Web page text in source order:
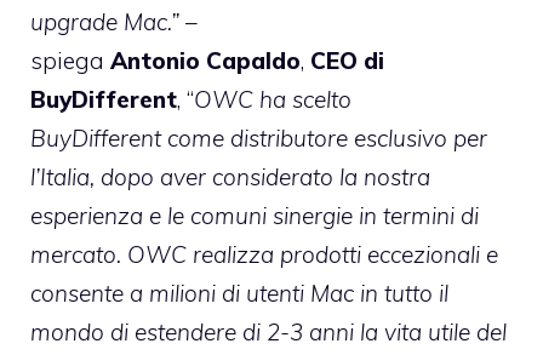
upgrade Mac.” –
spiega Antonio Capaldo, CEO di
BuyDifferent, “OWC ha scelto
BuyDifferent come distributore esclusivo per
l’Italia, dopo aver considerato la nostra
esperienza e le comuni sinergie in termini di
mercato. OWC realizza prodotti eccezionali e
consente a milioni di utenti Mac in tutto il
mondo di estendere di 2-3 anni la vita utile del